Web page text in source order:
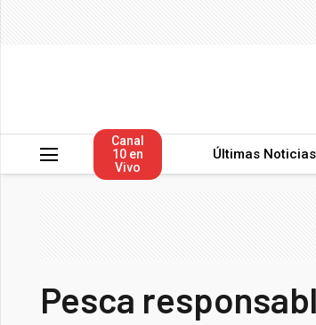
Canal
10 en
Vivo
Últimas Noticias
Pesca